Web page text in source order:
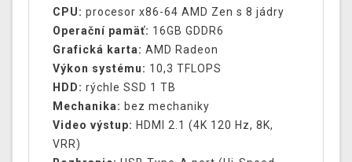
CPU: procesor x86-64 AMD Zen s 8 jádry
Operační pamäť: 16GB GDDR6
Grafická karta: AMD Radeon
Výkon systému: 10,3 TFLOPS
HDD: rýchle SSD 1 TB
Mechanika: bez mechaniky
Video výstup: HDMI 2.1 (4K 120 Hz, 8K,
VRR)